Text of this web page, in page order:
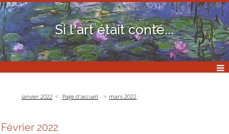
Si l'art était conté...
janvier 2022 Page d'accueil mars 2022
Février 2022